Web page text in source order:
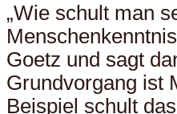
„Wie schult man
Goetz und sagt
Grundvorgang ist
Beispiel schult